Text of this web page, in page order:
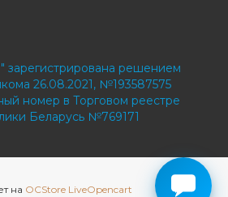
решением
26.08.2021, №193587575
номер в Торговом реестре
Беларусь №769171
на OCStore LiveOpencart